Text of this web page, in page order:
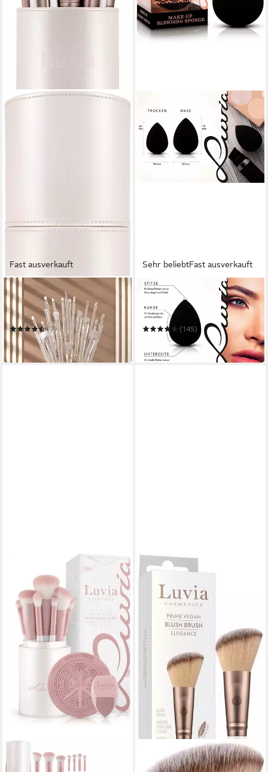
Fast ausverkauft
LUVIA COSMETICS
Kosmetiktasche Magnetic
Brush Case
(7)
22,99 €
in 1-2 Werktagen bei dir
Sehr beliebtFast ausverkauft
LUVIA COSMETICS
Make-up Schwamm CLASSIC
MAKE-UP SPONGE
(145)
5,99 €
in 1-2 Werktagen bei dir